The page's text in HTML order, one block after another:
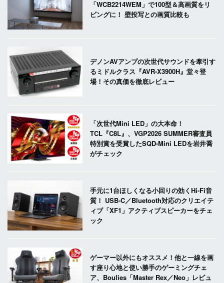
「WCB2214WEM」で100型＆高画質をリ
ビングに！ 壁投写との画質比較も
デノンAVアンプの次世代サウンドを牽引す
るミドルクラス『AVR-X3900H』堂々登
場！その真価を徹底レビュー
「次世代Mini LED」の大本命！
TCL『C8L』、VGP2026 SUMMER審査員
特別賞を受賞したSQD-Mini LEDを岩井喬
がチェック
手元に1台ほしくなる小回りの効くHi-Fi音
質！ USB-C／Bluetooth対応のクリエイテ
ィブ「XF1」アクティブスピーカーをチェ
ック
ゲーマー以外にもオススメ！他と一線を画
す座り心地と使い勝手のゲーミングチェ
ア、Boulies「Master Rex／Neo」レビュ